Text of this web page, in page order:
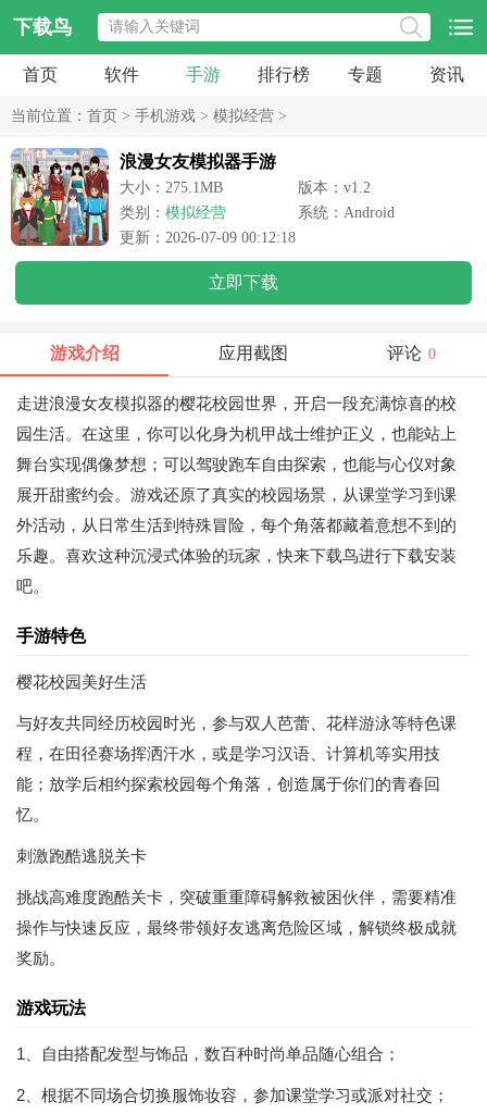
下载鸟
首页 软件 手游 排行榜 专题 资讯
当前位置： 首页 > 手机游戏 > 模拟经营 >
浪漫女友模拟器手游
大小：275.1MB
版本：v1.2
类别： 模拟经营
系统：Android
更新：2026-07-09 00:12:18
立即下载
游戏介绍 应用截图 评论 0
走进浪漫女友模拟器的樱花校园世界，开启一段充满惊喜的校
园生活。在这里，你可以化身为机甲战士维护正义，也能站上
舞台实现偶像梦想；可以驾驶跑车自由探索，也能与心仪对象
展开甜蜜约会。游戏还原了真实的校园场景，从课堂学习到课
外活动，从日常生活到特殊冒险，每个角落都藏着意想不到的
乐趣。喜欢这种沉浸式体验的玩家，快来下载鸟进行下载安装
吧。
手游特色
樱花校园美好生活
与好友共同经历校园时光，参与双人芭蕾、花样游泳等特色课
程，在田径赛场挥洒汗水，或是学习汉语、计算机等实用技
能；放学后相约探索校园每个角落，创造属于你们的青春回
忆。
刺激跑酷逃脱关卡
挑战高难度跑酷关卡，突破重重障碍解救被困伙伴，需要精准
操作与快速反应，最终带领好友逃离危险区域，解锁终极成就
奖励。
游戏玩法
1、自由搭配发型与饰品，数百种时尚单品随心组合；
2、根据不同场合切换服饰妆容，参加课堂学习或派对社交；